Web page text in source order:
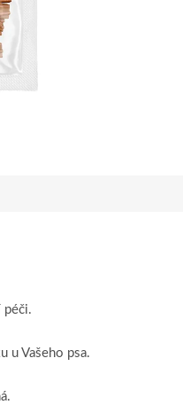
péči.
u Vašeho psa.